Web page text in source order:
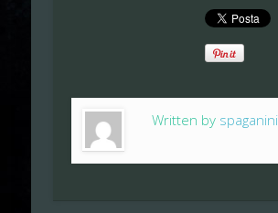
Written by spaganini